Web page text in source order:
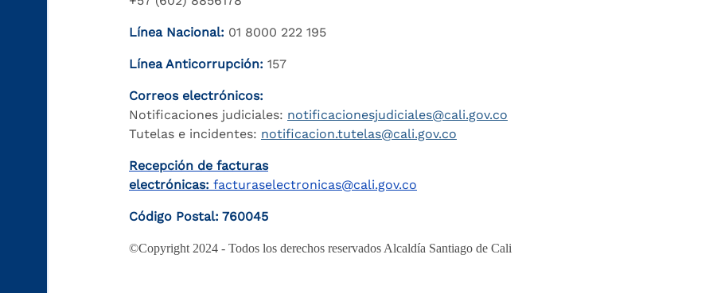
Línea Nacional: 01 8000 222 195
Línea Anticorrupción: 157
Correos electrónicos:
Notificaciones judiciales: notificacionesjudiciales@cali.gov.co
Tutelas e incidentes: notificacion.tutelas@cali.gov.co
Recepción de facturas
electrónicas: facturaselectronicas@cali.gov.co
Código Postal: 760045
©Copyright 2024 - Todos los derechos reservados Alcaldía Santiago de Cali